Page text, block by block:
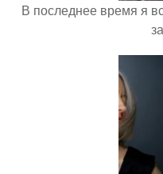
В последнее время я